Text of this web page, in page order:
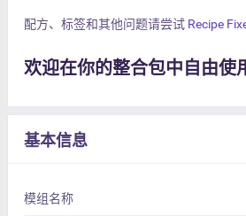
配方、标签和其他问题请尝试 Recipe
欢迎在你的整合包中自由使
基本信息
模组名称